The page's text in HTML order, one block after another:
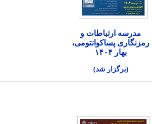
مدرسه ارتباطات و
رمزنگاری پساکوانتومی،
بهار ۱۴۰۴
(برگزار شد)